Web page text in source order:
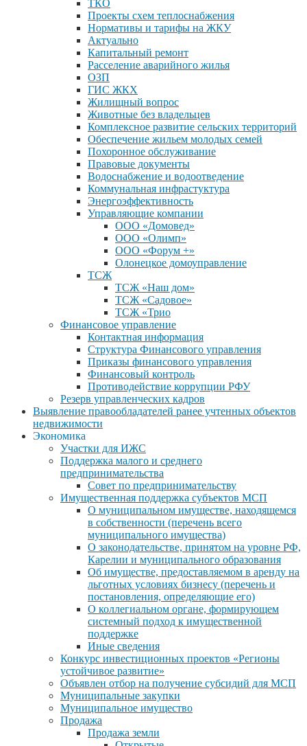
ТКО
Проекты схем теплоснабжения
Нормативы и тарифы на ЖКУ
Актуально
Капитальный ремонт
Расселение аварийного жилья
ОЗП
ГИС ЖКХ
Жилищный вопрос
Животные без владельцев
Комплексное развитие сельских территорий
Обеспечение жильем молодых семей
Похоронное обслуживание
Правовые документы
Водоснабжение и водоотведение
Коммунальная инфрастуктура
Энергоэффективность
Управляющие компании
ООО «Домовед»
ООО «Олимп»
ООО «Форум +»
Олонецкое домоуправление
ТСЖ
ТСЖ «Наш дом»
ТСЖ «Садовое»
ТСЖ «Трио
Финансовое управление
Контактная информация
Структура Финансового управления
Приказы финансового управления
Финансовый контроль
Противодействие коррупции РФУ
Резерв управленческих кадров
Выявление правообладателей ранее учтенных объектов
недвижимости
Экономика
Участки для ИЖС
Поддержка малого и среднего
предпринимательства
Совет по предпринимательству
Имущественная поддержка субъектов МСП
О муниципальном имуществе, находящемся
в собственности (перечень всего
муниципального имущества)
О законодательстве, принятом на уровне РФ,
Карелии и муниципального образования
Об имуществе, предоставляемом в аренду на
льготных условиях бизнесу (перечень и
постановления, определяющие его)
О коллегиальном органе, формирующем
системный подход к имущественной
поддержке
Иные сведения
Конкурс инвестиционных проектов «Регионы
устойчивое развитие»
Объявлен отбор на получение субсидий для МСП
Муниципальные закупки
Муниципальное имущество
Продажа
Продажа земли